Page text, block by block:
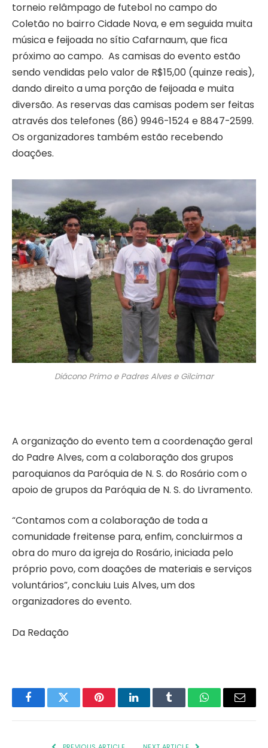
torneio relâmpago de futebol no campo do
Coletão no bairro Cidade Nova, e em seguida muita
música e feijoada no sítio Cafarnaum, que fica
próximo ao campo. As camisas do evento estão
sendo vendidas pelo valor de R$15,00 (quinze reais),
dando direito a uma porção de feijoada e muita
diversão. As reservas das camisas podem ser feitas
através dos telefones (86) 9946-1524 e 8847-2599.
Os organizadores também estão recebendo
doações.
Diácono Primo e Padres Alves e Gilcimar
A organização do evento tem a coordenação geral
do Padre Alves, com a colaboração dos grupos
paroquianos da Paróquia de N. S. do Rosário com o
apoio de grupos da Paróquia de N. S. do Livramento.
“Contamos com a colaboração de toda a
comunidade freitense para, enfim, concluirmos a
obra do muro da igreja do Rosário, iniciada pelo
próprio povo, com doações de materiais e serviços
voluntários”, concluiu Luis Alves, um dos
organizadores do evento.
Da Redação
FacebookTwitter PinterestLinkedInTumblr WhatsAppEmail